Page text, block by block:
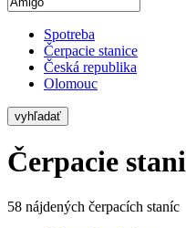
Spotreba
Čerpacie stanice
Česká republika
Olomouc
vyhľadať
Čerpacie
58 nájdených čerpacích staníc